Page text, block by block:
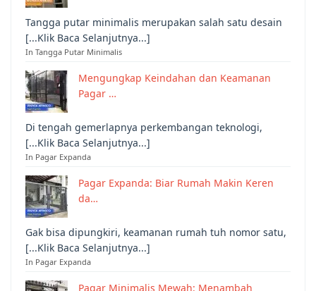
Tangga putar minimalis merupakan salah satu desain
[...Klik Baca Selanjutnya...]
In Tangga Putar Minimalis
Mengungkap Keindahan dan Keamanan
Pagar …
Di tengah gemerlapnya perkembangan teknologi,
[...Klik Baca Selanjutnya...]
In Pagar Expanda
Pagar Expanda: Biar Rumah Makin Keren
da…
Gak bisa dipungkiri, keamanan rumah tuh nomor satu,
[...Klik Baca Selanjutnya...]
In Pagar Expanda
Pagar Minimalis Mewah: Menambah